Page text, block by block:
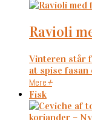
ravioli
Vinteren står
at spise fasan
Mere+
Fisk